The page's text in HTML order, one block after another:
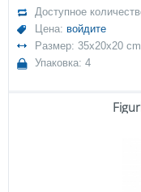
Доступное
Цена: войдите
Размер: 35x20x20 cm
Упаковка: 4